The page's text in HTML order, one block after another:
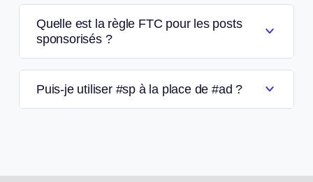
Quelle est la règle FTC pour les posts
sponsorisés ?
Puis-je utiliser #sp à la place de #ad ?